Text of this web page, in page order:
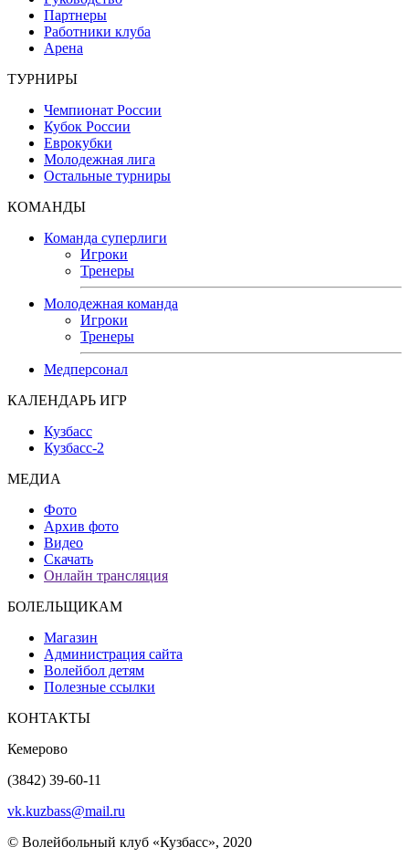
Партнеры
Работники клуба
Арена
ТУРНИРЫ
Чемпионат России
Кубок России
Еврокубки
Молодежная лига
Остальные турниры
КОМАНДЫ
Команда суперлиги
Игроки
Тренеры
Молодежная команда
Игроки
Тренеры
Медперсонал
КАЛЕНДАРЬ ИГР
Кузбасс
Кузбасс-2
МЕДИА
Фото
Архив фото
Видео
Скачать
Онлайн трансляция
БОЛЕЛЬЩИКАМ
Магазин
Администрация сайта
Волейбол детям
Полезные ссылки
КОНТАКТЫ
Кемерово
(3842) 39-60-11
vk.kuzbass@mail.ru
© Волейбольный клуб «Кузбасс», 2020